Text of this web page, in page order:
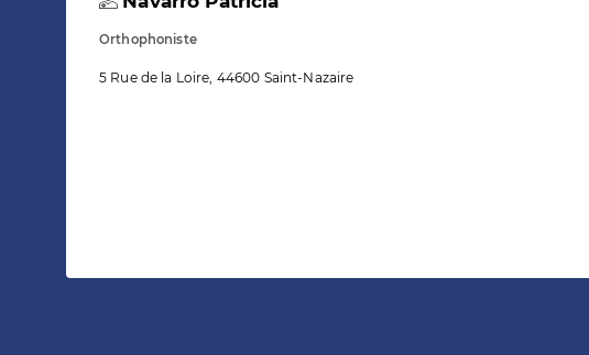
Orthophoniste
5 Rue de la Loire, 44600 Saint-Nazaire